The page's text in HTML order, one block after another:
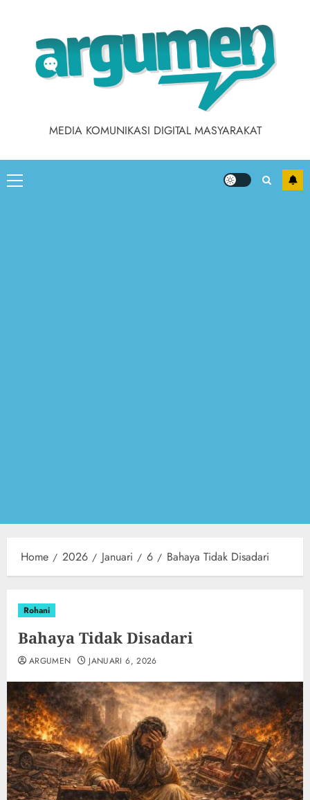
MEDIA KOMUNIKASI DIGITAL MASYARAKAT
Home 2026 Januari 6 Bahaya Tidak Disadari
Rohani
Bahaya Tidak Disadari
ARGUMEN JANUARI 6, 2026